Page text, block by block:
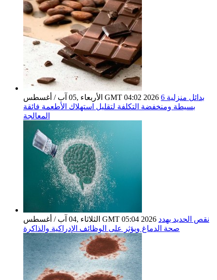
الأربعاء ,05 آب / أغسطس GMT 04:02 2026 6 بدائل منزلية
بسيطة ومنخفضة التكلفة لتقليل استهلاك الأطعمة فائقة
المعالجة
الثلاثاء ,04 آب / أغسطس GMT 05:04 2026 نقص الحديد يهدد
صحة الدماغ ويؤثر على الوظائف الإدراكية والذاكرة